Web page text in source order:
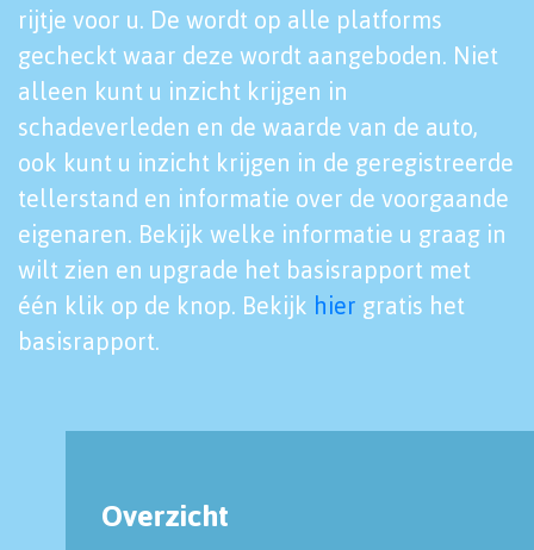
rijtje voor u. De wordt op alle platforms
gecheckt waar deze wordt aangeboden. Niet
alleen kunt u inzicht krijgen in
schadeverleden en de waarde van de auto,
ook kunt u inzicht krijgen in de geregistreerde
tellerstand en informatie over de voorgaande
eigenaren. Bekijk welke informatie u graag in
wilt zien en upgrade het basisrapport met
één klik op de knop. Bekijk hier gratis het
basisrapport.
Overzicht